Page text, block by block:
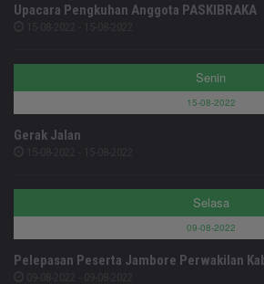
Upacara Pengkuhan Anggota PASKIBRAKA
Senin
15-08-2022
Gerak Jalan
Selasa
09-08-2022
Pelepasan Peserta Jambore Perwakilan